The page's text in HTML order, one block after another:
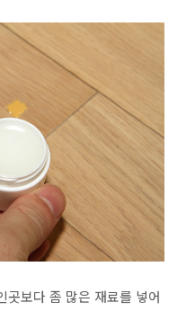
곳보다 좀 많은 재료를 넣어